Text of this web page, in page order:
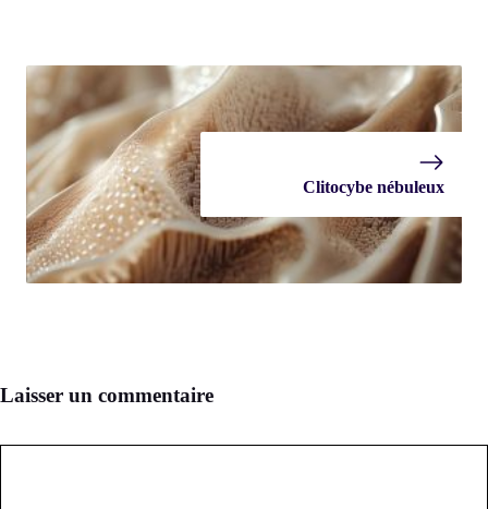
Clitocybe nébuleux
Laisser un commentaire